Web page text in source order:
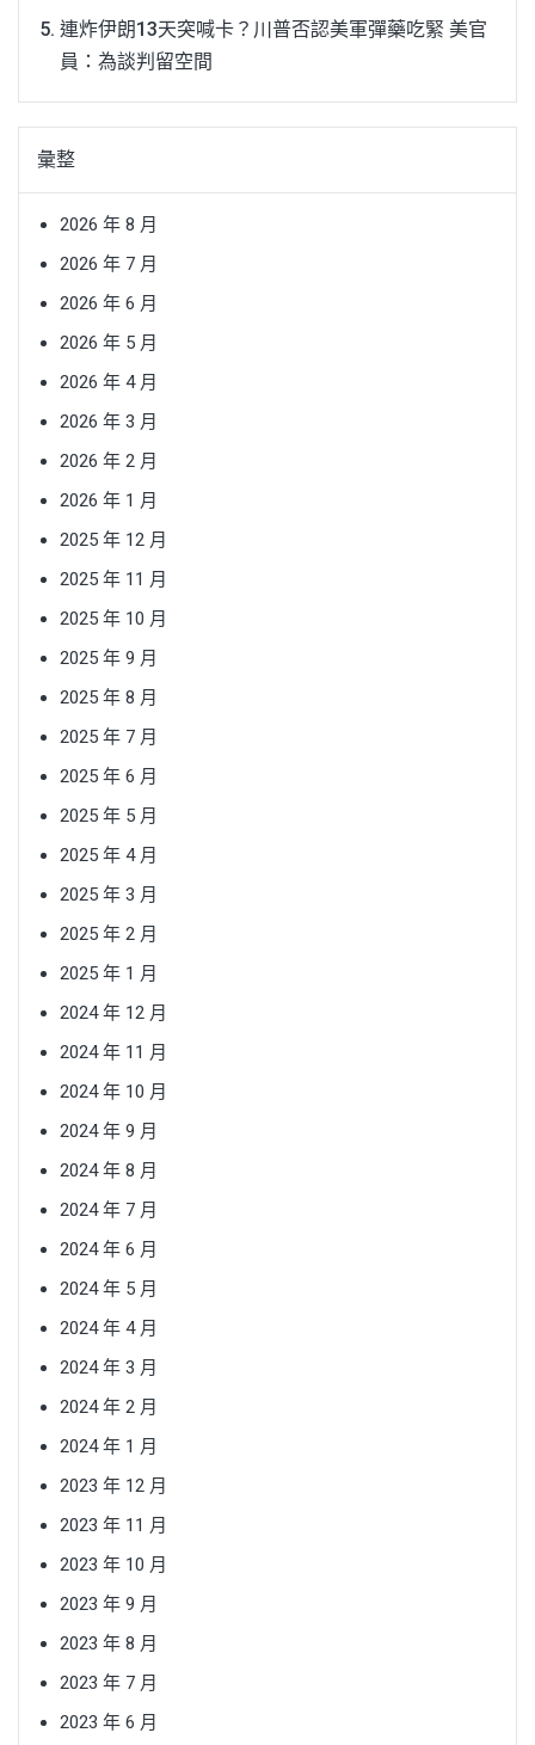
連炸伊朗13天突喊卡？川普否認美軍彈藥吃緊 美官
員：為談判留空間
彙整
2026 年 8 月
2026 年 7 月
2026 年 6 月
2026 年 5 月
2026 年 4 月
2026 年 3 月
2026 年 2 月
2026 年 1 月
2025 年 12 月
2025 年 11 月
2025 年 10 月
2025 年 9 月
2025 年 8 月
2025 年 7 月
2025 年 6 月
2025 年 5 月
2025 年 4 月
2025 年 3 月
2025 年 2 月
2025 年 1 月
2024 年 12 月
2024 年 11 月
2024 年 10 月
2024 年 9 月
2024 年 8 月
2024 年 7 月
2024 年 6 月
2024 年 5 月
2024 年 4 月
2024 年 3 月
2024 年 2 月
2024 年 1 月
2023 年 12 月
2023 年 11 月
2023 年 10 月
2023 年 9 月
2023 年 8 月
2023 年 7 月
2023 年 6 月